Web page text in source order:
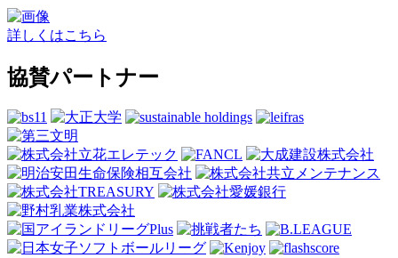
詳しくはこちら
協賛パートナー